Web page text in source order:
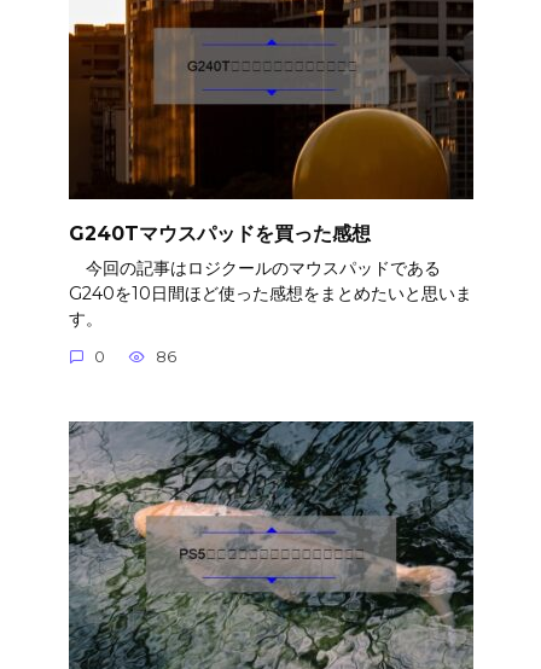
G240Tマウスパッドを買った感想
今回の記事はロジクールのマウスパッドである
G240を10日間ほど使った感想をまとめたいと思いま
す。
0 86